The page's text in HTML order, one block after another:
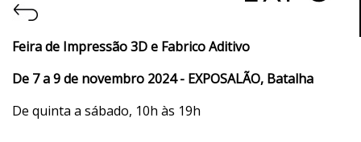
Feira de Impressão 3D e Fabrico Aditivo
De 7 a 9 de novembro 2024 - EXPOSALÃO, Batalha
De quinta a sábado, 10h às 19h